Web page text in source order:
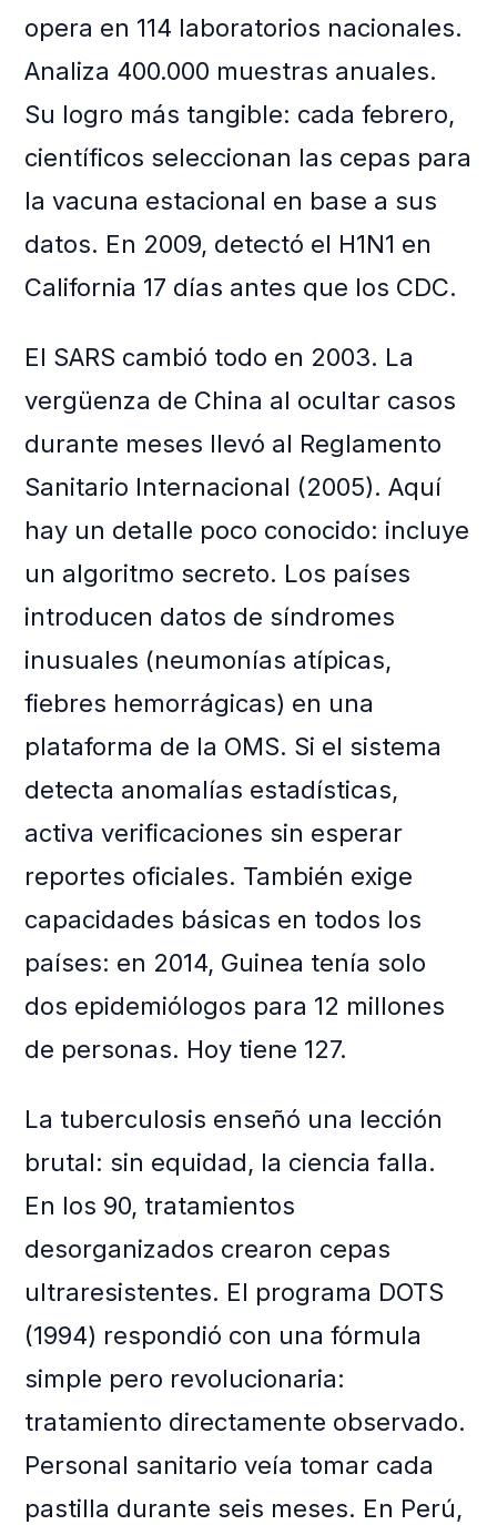
opera en 114 laboratorios nacionales.
Analiza 400.000 muestras anuales.
Su logro más tangible: cada febrero,
científicos seleccionan las cepas para
la vacuna estacional en base a sus
datos. En 2009, detectó el H1N1 en
California 17 días antes que los CDC.
El SARS cambió todo en 2003. La
vergüenza de China al ocultar casos
durante meses llevó al Reglamento
Sanitario Internacional (2005). Aquí
hay un detalle poco conocido: incluye
un algoritmo secreto. Los países
introducen datos de síndromes
inusuales (neumonías atípicas,
fiebres hemorrágicas) en una
plataforma de la OMS. Si el sistema
detecta anomalías estadísticas,
activa verificaciones sin esperar
reportes oficiales. También exige
capacidades básicas en todos los
países: en 2014, Guinea tenía solo
dos epidemiólogos para 12 millones
de personas. Hoy tiene 127.
La tuberculosis enseñó una lección
brutal: sin equidad, la ciencia falla.
En los 90, tratamientos
desorganizados crearon cepas
ultraresistentes. El programa DOTS
(1994) respondió con una fórmula
simple pero revolucionaria:
tratamiento directamente observado.
Personal sanitario veía tomar cada
pastilla durante seis meses. En Perú,